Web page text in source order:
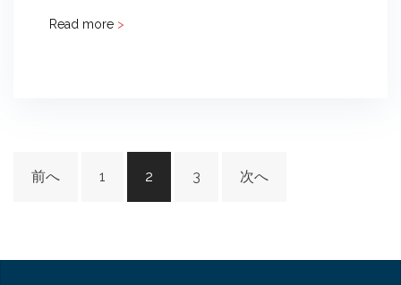
Read more >
投
稿前へ 1 2 3 次へ